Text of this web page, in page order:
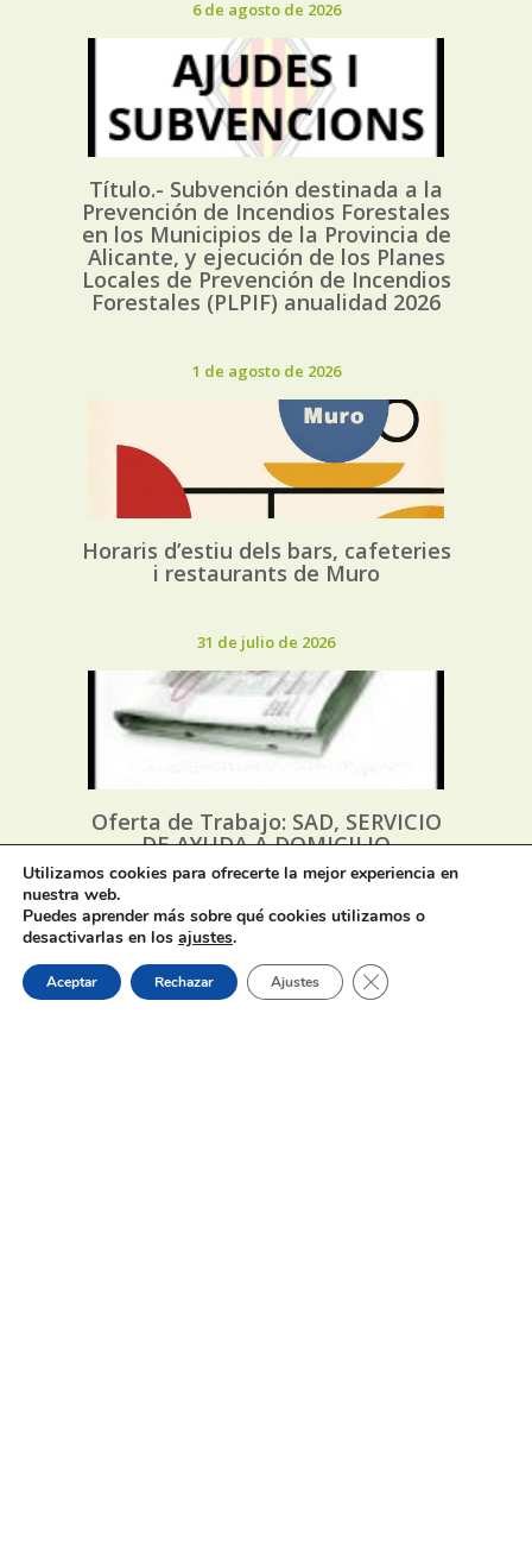
6 de agosto de 2026
Título.- Subvención destinada a la
Prevención de Incendios Forestales
en los Municipios de la Provincia de
Alicante, y ejecución de los Planes
Locales de Prevención de Incendios
Forestales (PLPIF) anualidad 2026
1 de agosto de 2026
Horaris d’estiu dels bars, cafeteries
i restaurants de Muro
31 de julio de 2026
Oferta de Trabajo: SAD, SERVICIO
DE AYUDA A DOMICILIO
31 de julio de 2026
Utilizamos cookies para ofrecerte la mejor experiencia en
nuestra web.
Puedes aprender más sobre qué cookies utilizamos o
desactivarlas en los ajustes.
Aceptar Rechazar Ajustes Cerrar el banner de